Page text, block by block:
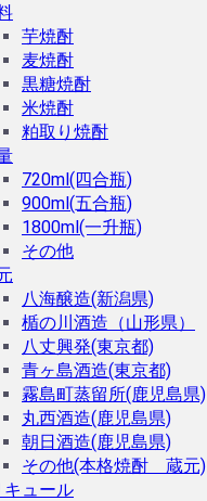
芋焼酎
麦焼酎
黒糖焼酎
米焼酎
粕取り焼酎
720ml(四合瓶)
900ml(五合瓶)
1800ml(一升瓶)
その他
八海醸造(新潟県)
楯の川酒造（山形県）
八丈興発(東京都)
青ヶ島酒造(東京都)
霧島町蒸留所(鹿児島県)
丸西酒造(鹿児島県)
朝日酒造(鹿児島県)
その他(本格焼酎 蔵元)
ュール